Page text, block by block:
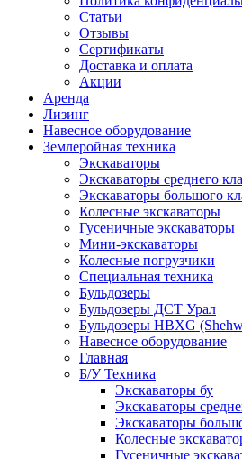
Статьи
Отзывы
Сертификаты
Доставка и оплата
Акции
Аренда
Лизинг
Навесное оборудование
Землеройная техника
Экскаваторы
Экскаваторы среднего
Экскаваторы большого
Колесные экскаваторы
Гусеничные экскаваторы
Мини-экскаваторы
Колесные погрузчики
Специальная техника
Бульдозеры
Бульдозеры ДСТ Урал
Бульдозеры HBXG
Навесное оборудование
Главная
Б/У Техника
Экскаваторы бу
Экскаваторы
Экскаваторы
Колесные
Гусеничные